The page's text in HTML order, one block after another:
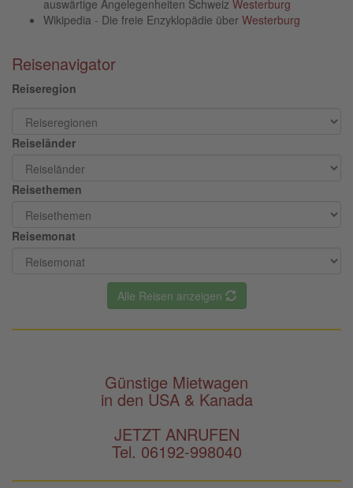
auswärtige Angelegenheiten Schweiz Westerburg
Wikipedia - Die freie Enzyklopädie über Westerburg
Reisenavigator
Reiseregion
Reiseländer
Reisethemen
Reisemonat
Alle Reisen anzeigen
Günstige Mietwagen
in den USA & Kanada
JETZT ANRUFEN
Tel. 06192-998040